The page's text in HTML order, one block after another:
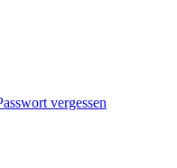
vergessen